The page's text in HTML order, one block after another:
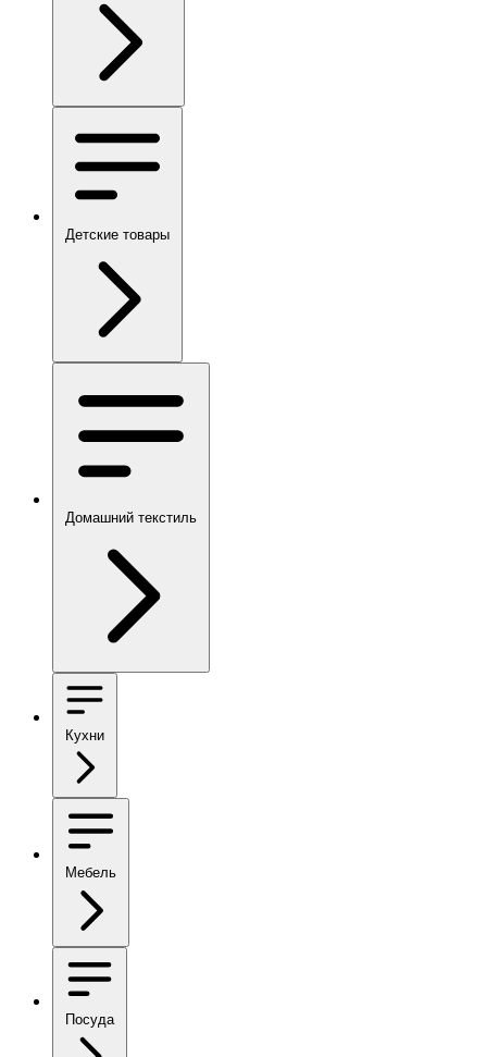
Детские товары
Домашний текстиль
Кухни
Мебель
Посуда